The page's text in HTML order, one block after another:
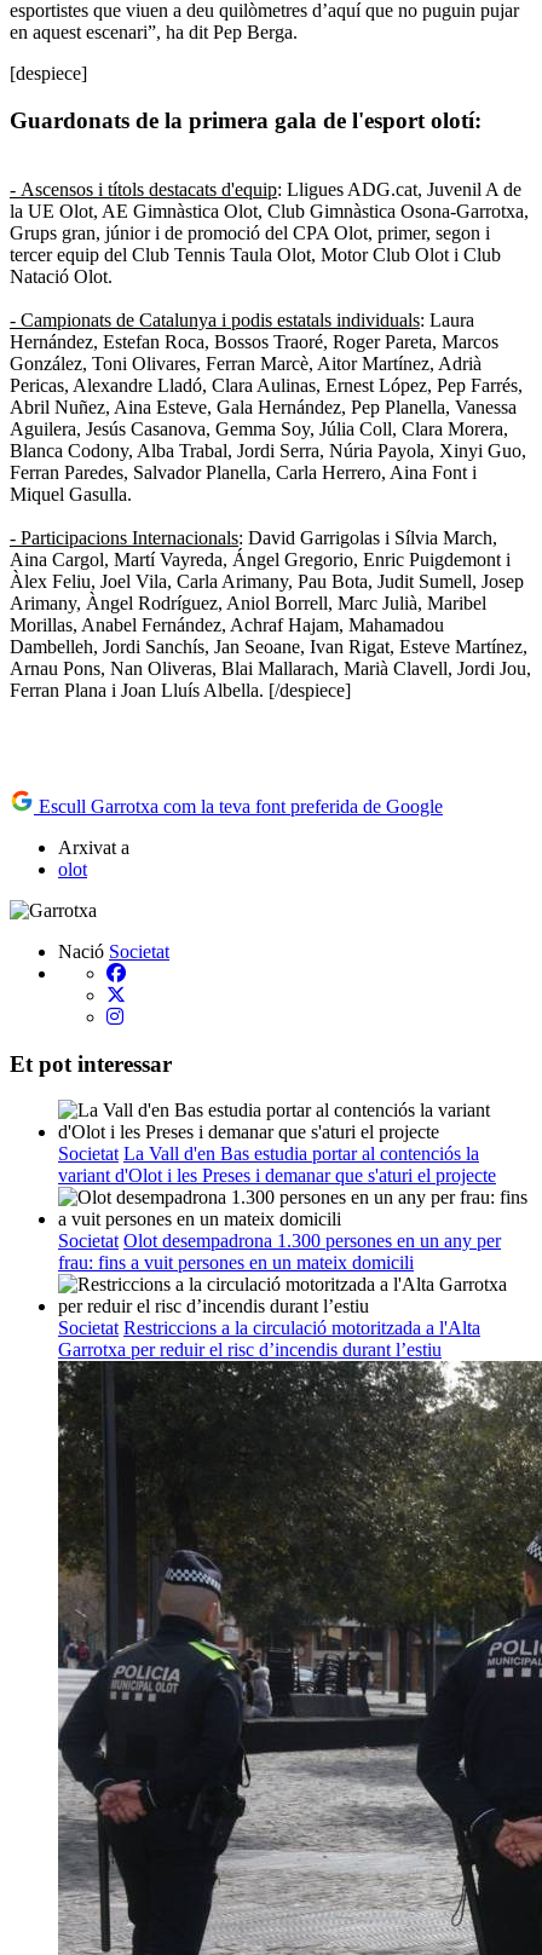
esportistes que viuen a deu quilòmetres d’aquí que no puguin pujar
en aquest escenari”, ha dit Pep Berga.
[despiece]
Guardonats de la primera gala de l'esport olotí:
- Ascensos i títols destacats d'equip: Lligues ADG.cat, Juvenil A de
la UE Olot, AE Gimnàstica Olot, Club Gimnàstica Osona-Garrotxa,
Grups gran, júnior i de promoció del CPA Olot, primer, segon i
tercer equip del Club Tennis Taula Olot, Motor Club Olot i Club
Natació Olot.
- Campionats de Catalunya i podis estatals individuals: Laura
Hernández, Estefan Roca, Bossos Traoré, Roger Pareta, Marcos
González, Toni Olivares, Ferran Marcè, Aitor Martínez, Adrià
Pericas, Alexandre Lladó, Clara Aulinas, Ernest López, Pep Farrés,
Abril Nuñez, Aina Esteve, Gala Hernández, Pep Planella, Vanessa
Aguilera, Jesús Casanova, Gemma Soy, Júlia Coll, Clara Morera,
Blanca Codony, Alba Trabal, Jordi Serra, Núria Payola, Xinyi Guo,
Ferran Paredes, Salvador Planella, Carla Herrero, Aina Font i
Miquel Gasulla.
- Participacions Internacionals: David Garrigolas i Sílvia March,
Aina Cargol, Martí Vayreda, Ángel Gregorio, Enric Puigdemont i
Àlex Feliu, Joel Vila, Carla Arimany, Pau Bota, Judit Sumell, Josep
Arimany, Àngel Rodríguez, Aniol Borrell, Marc Julià, Maribel
Morillas, Anabel Fernández, Achraf Hajam, Mahamadou
Dambelleh, Jordi Sanchís, Jan Seoane, Ivan Rigat, Esteve Martínez,
Arnau Pons, Nan Oliveras, Blai Mallarach, Marià Clavell, Jordi Jou,
Ferran Plana i Joan Lluís Albella. [/despiece]
Escull Garrotxa com la teva font preferida de Google
Arxivat a
olot
Nació Societat
Et pot interessar
Societat La Vall d'en Bas estudia portar al contenciós la
variant d'Olot i les Preses i demanar que s'aturi el projecte
Societat Olot desempadrona 1.300 persones en un any per
frau: fins a vuit persones en un mateix domicili
Societat Restriccions a la circulació motoritzada a l'Alta
Garrotxa per reduir el risc d’incendis durant l’estiu